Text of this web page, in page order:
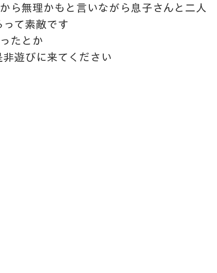
ら無理かもと言いながら息子さんと二人
て素敵です
たとか
遊びに来てください